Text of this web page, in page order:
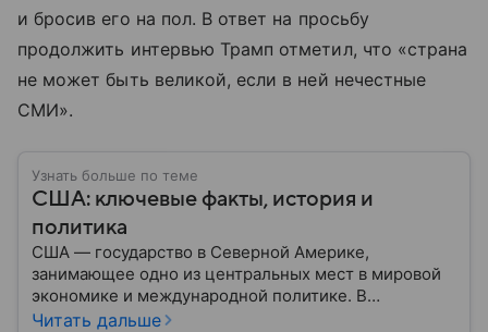
и бросив его на пол. В ответ на просьбу
продолжить интервью Трамп отметил, что «страна
не может быть великой, если в ней нечестные
СМИ».
Узнать больше по теме
США: ключевые факты, история и
политика
США — государство в Северной Америке,
занимающее одно из центральных мест в мировой
экономике и международной политике. В
материале — основные сведения об этой стране.
Читать дальше